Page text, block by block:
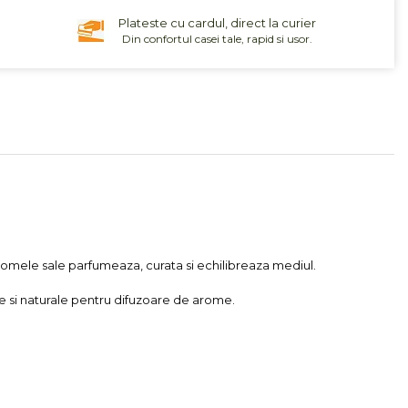
Plateste cu cardul, direct la curier
Din confortul casei tale, rapid si usor.
sale parfumeaza, curata si echilibreaza mediul.
si naturale pentru difuzoare de arome.